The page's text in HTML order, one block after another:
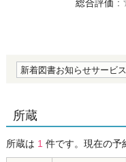
総合評価
新着図書お知らせサービス
所蔵
所蔵は 1 件です。現在の予